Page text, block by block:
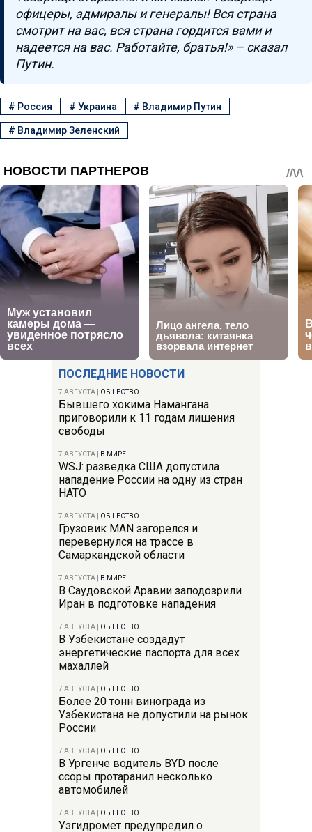
ПОСЛЕДНИЕ НОВОСТИ
7 АВГУСТА ОБЩЕСТВО
Бывшего хокима Намангана
приговорили к 11 годам лишения
свободы
7 АВГУСТА В МИРЕ
WSJ: разведка США допустила
нападение России на одну из стран
НАТО
7 АВГУСТА ОБЩЕСТВО
Грузовик MAN загорелся и
перевернулся на трассе в
Самаркандской области
7 АВГУСТА В МИРЕ
В Саудовской Аравии заподозрили
Иран в подготовке нападения
7 АВГУСТА ОБЩЕСТВО
В Узбекистане создадут
энергетические паспорта для всех
махаллей
7 АВГУСТА ОБЩЕСТВО
Более 20 тонн винограда из
Узбекистана не допустили на рынок
России
7 АВГУСТА ОБЩЕСТВО
В Ургенче водитель BYD после
ссоры протаранил несколько
автомобилей
7 АВГУСТА ОБЩЕСТВО
Узгидромет предупредил о
офицеры, адмиралы и генералы! Вся страна
смотрит на вас, вся страна гордится вами и
надеется на вас. Работайте, братья!» – сказал
Путин.
# Россия # Украина # Владимир Путин
# Владимир Зеленский